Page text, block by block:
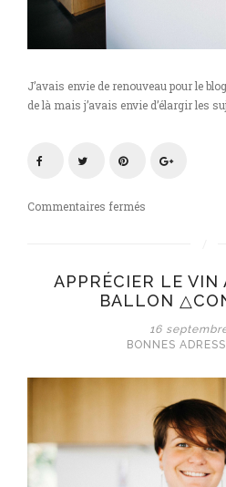
J’avais envie de renouveau pour le
de là mais j’avais envie d’élargir les
Commentaires fermés
la
porte
ma
APPRÉCIER LE VIN
BALLON
16
BONNES